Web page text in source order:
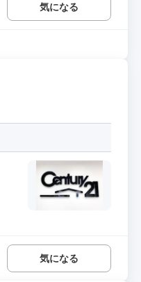
気になる
気になる